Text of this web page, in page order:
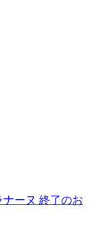
ナーヌ 終了のお